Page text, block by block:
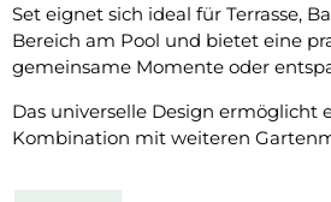
Set eignet sich ideal für Terrasse,
Bereich am Pool und bietet eine
gemeinsame Momente oder
Das universelle Design ermöglicht
Kombination mit weiteren